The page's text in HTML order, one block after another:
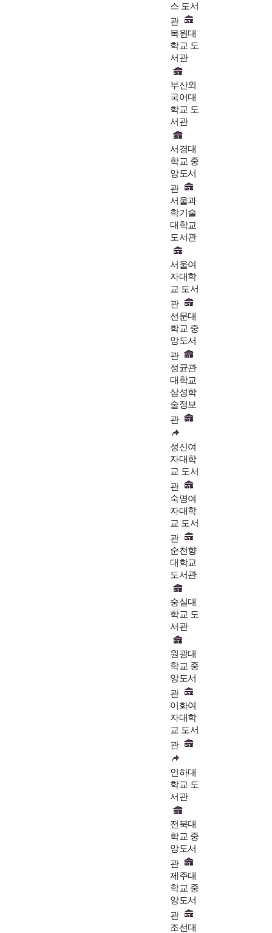
스 도서
관
목원대
학교 도
서관
부산외
국어대
학교 도
서관
서경대
학교 중
앙도서
관
서울과
학기술
대학교
도서관
서울여
자대학
교 도서
관
선문대
학교 중
앙도서
관
성균관
대학교
삼성학
술정보
관
성신여
자대학
교 도서
관
숙명여
자대학
교 도서
관
순천향
대학교
도서관
숭실대
학교 도
서관
원광대
학교 중
앙도서
관
이화여
자대학
교 도서
관
인하대
학교 도
서관
전북대
학교 중
앙도서
관
제주대
학교 중
앙도서
관
조선대